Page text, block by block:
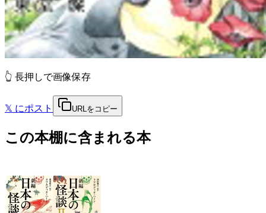
👆 長押しで画像保存
𝕏 にポスト URLをコピー
この本棚に含まれる本